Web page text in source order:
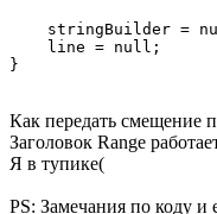
stringBuilder =
    line = null;
}
Как передать смещение
Заголовок Range
Я в тупике(
PS: Замечания по коду и